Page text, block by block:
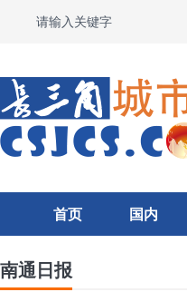
首页 国内
南通日报